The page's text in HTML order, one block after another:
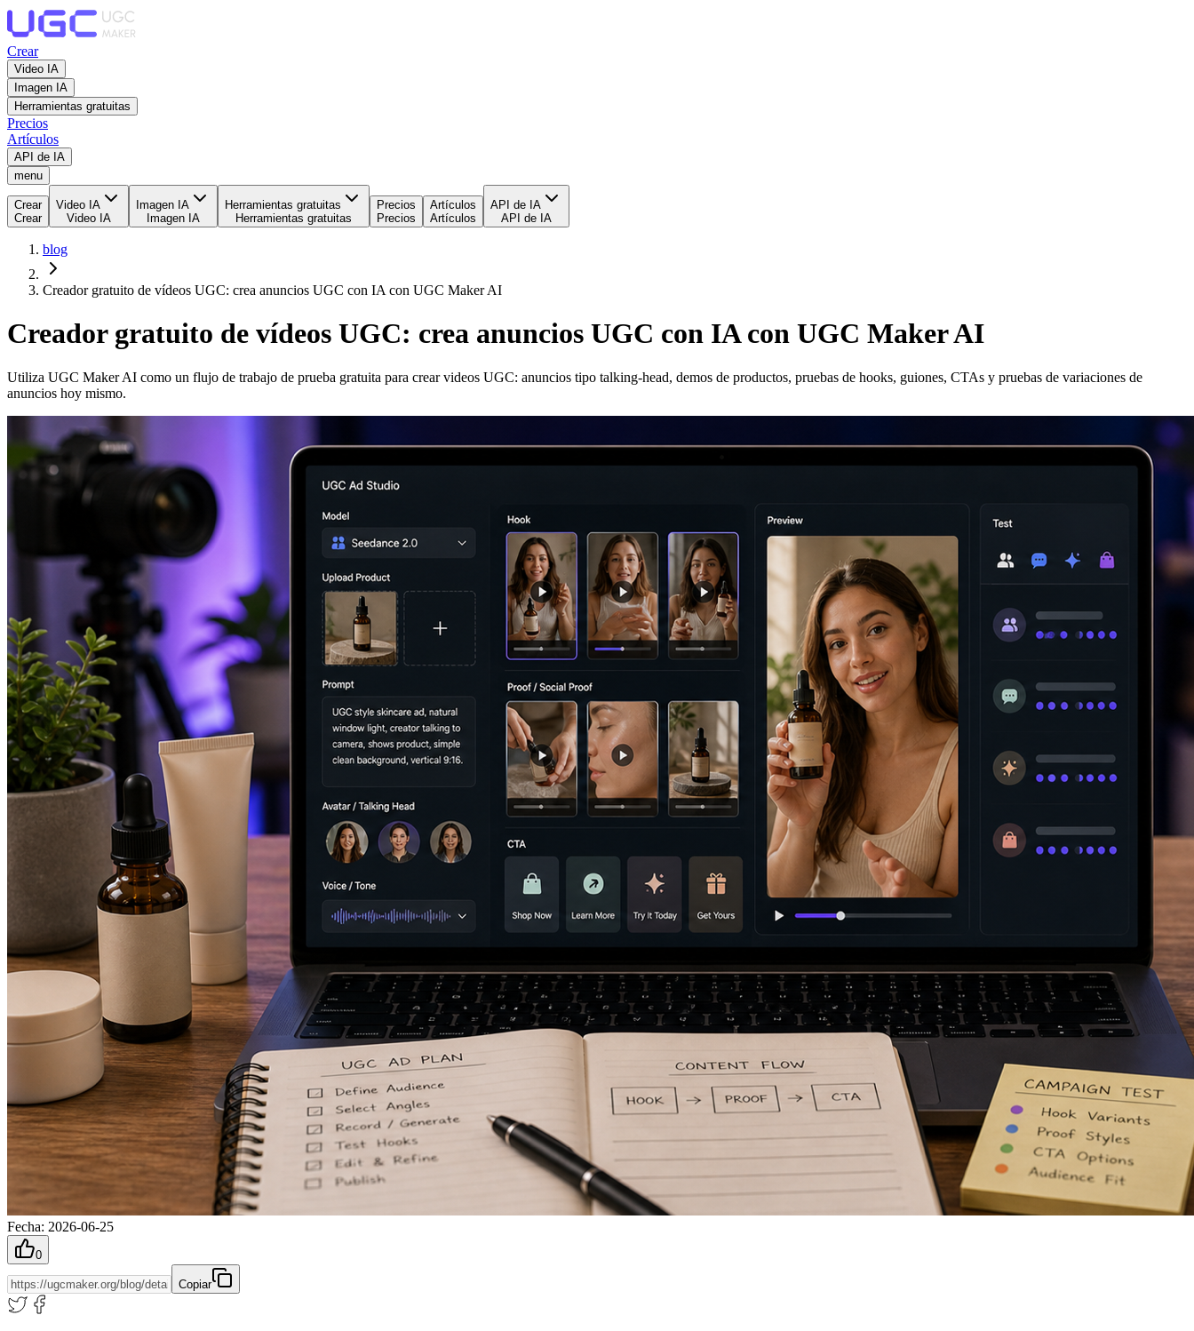
Crear
Video IA
Imagen IA
Herramientas gratuitas
Precios
Artículos
API de IA
menu
Crear
Crear
Video IA
Video IA
Imagen IA
Imagen IA
Herramientas gratuitas
Herramientas gratuitas
Precios
Precios
Artículos
Artículos
API de IA
API de IA
blog
Creador gratuito de vídeos UGC: crea anuncios UGC con IA con UGC Maker AI
Creador gratuito de vídeos UGC: crea anuncios UGC con IA con UGC Maker AI
Utiliza UGC Maker AI como un flujo de trabajo de prueba gratuita para crear videos UGC: anuncios tipo talking-head, demos de productos, pruebas de hooks, guiones, CTAs y pruebas de variaciones de
anuncios hoy mismo.
Fecha: 2026-06-25
0
Copiar